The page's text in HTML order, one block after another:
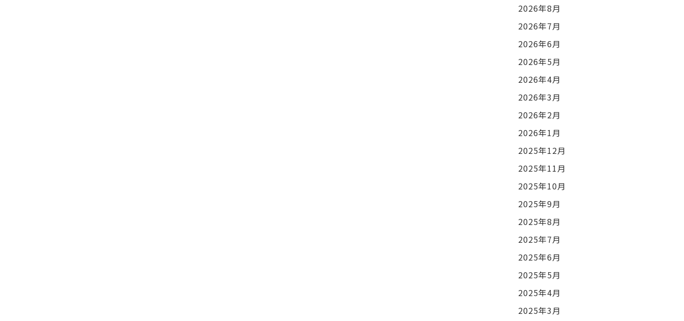
2026年8月
2026年7月
2026年6月
2026年5月
2026年4月
2026年3月
2026年2月
2026年1月
2025年12月
2025年11月
2025年10月
2025年9月
2025年8月
2025年7月
2025年6月
2025年5月
2025年4月
2025年3月